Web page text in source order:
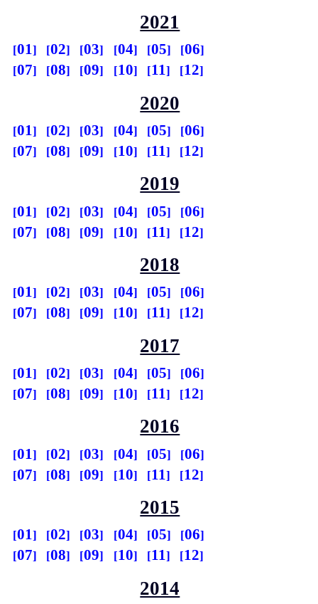
2021
01 02 03 04 05
06
07
08 09 10 11 12
2020
01 02 03 04 05
06
07
08 09 10 11 12
2019
01 02 03 04 05
06
07
08 09 10 11 12
2018
01 02 03 04 05
06
07
08 09 10 11 12
2017
01 02 03 04 05
06
07
08 09 10 11 12
2016
01 02 03 04 05
06
07
08 09 10 11 12
2015
01 02 03 04 05
06
07
08 09 10 11 12
2014